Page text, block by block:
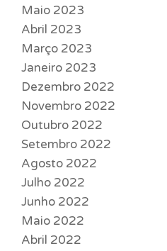
Maio 2023
Abril 2023
Março 2023
Janeiro 2023
Dezembro 2022
Novembro 2022
Outubro 2022
Setembro 2022
Agosto 2022
Julho 2022
Junho 2022
Maio 2022
Abril 2022